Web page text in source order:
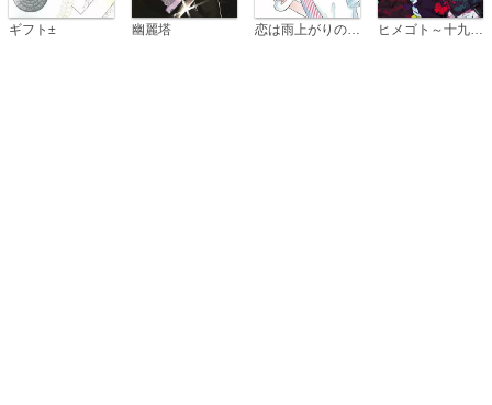
ギフト± 幽麗塔 恋は雨上がりのように ヒメゴト～十九歳の制服～